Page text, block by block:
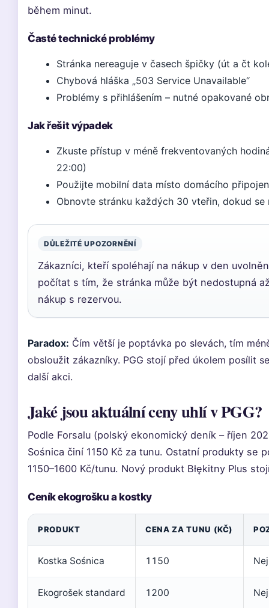
během minut.
Časté technické problémy
Stránka nereaguje v časech špičky (út a čt
Chybová hláška „503 Service Unavailable“
Problémy s přihlášením – nutné opakované
Jak řešit výpadek
Zkuste přístup v méně frekventovaných
22:00)
Použijte mobilní data místo domácího
Obnovte stránku každých 30 vteřin, dokud se
DŮLEŽITÉ UPOZORNĚNÍ
Zákazníci, kteří spoléhají na nákup v den
počítat s tím, že stránka může být nedostupná
nákup s rezervou.
Paradox: Čím větší je poptávka po slevách, tím
obsloužit zákazníky. PGG stojí před úkolem posílit
další akci.
Jaké jsou aktuální ceny uhlí v PGG?
Podle Forsalu (polský ekonomický deník – říjen
Sośnica činí 1150 Kč za tunu. Ostatní produkty se
1150–1600 Kč/tunu. Nový produkt Błękitny Plus
Ceník ekogrošku a kostky
PRODUKT CENA ZA TUNU (KČ)
Kostka Sośnica 1150
Ekogrošek standard 1200